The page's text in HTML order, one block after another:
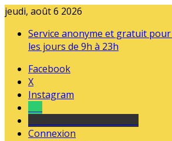
jeudi, août 6 2026
Service anonyme et gratuit
les jours de 9h à 23h
Facebook
X
Instagram
Connexion